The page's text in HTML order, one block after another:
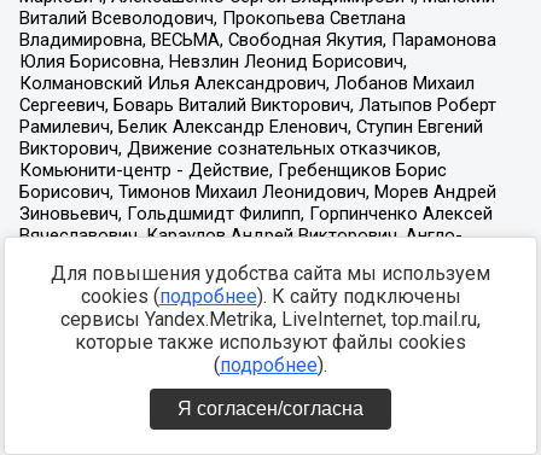
Для повышения удобства сайта мы используем
cookies (подробнее). К сайту подключены
сервисы Yandex.Metrika, LiveInternet, top.mail.ru,
которые также используют файлы cookies
(подробнее).
Я согласен/согласна